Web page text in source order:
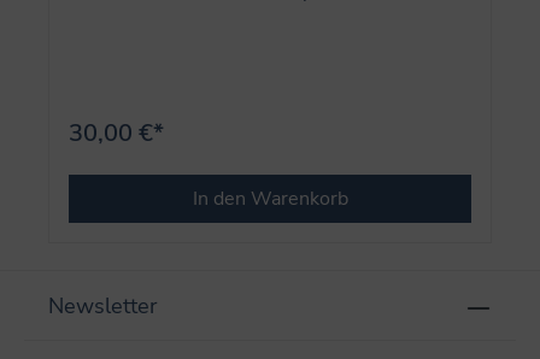
30,00 €*
In den Warenkorb
Newsletter